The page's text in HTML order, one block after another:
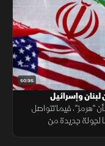
50:35
وإسرائيل
"هرمز"، فيما تتواصل
لجولة جديدة من